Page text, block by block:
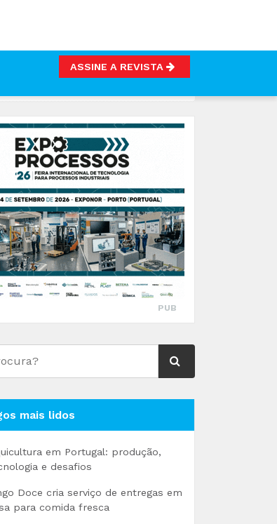
ASSINE A REVISTA
PUB
mais lidos
em Portugal: produção,
e desafios
Doce cria serviço de entregas em
para comida fresca